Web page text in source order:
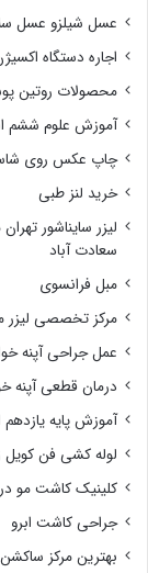
عسل شیلزو عسل
اجاره دستگاه
محصولات روتین
آموزش علوم ششم
چاپ عکس روی
خرید لنز طبی
لیزر سایناشور
سعادت آباد
مبل فرانسوی
مرکز تخصصی لیزر
عمل جراحی آپنه
درمان قطعی آپنه
آموزش پایه یازدهم
لوله کشی فن کویل
کلینیک کاشت مو
جراحی کاشت ابرو
بهترین مرکز